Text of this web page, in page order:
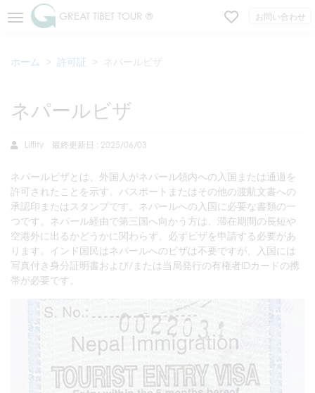
GREAT TIBET TOUR ® お問い合わせ
ホーム 許可証 ネパールビザ
ネパールビザ
Liffity 最終更新日 : 2025/06/03
ネパールビザとは、外国人がネパール領内への入国または通過を
許可されたことを示す、パスポートまたはその他の渡航文書への
承認印またはスタンプです。ネパールへの入国に必要な書類の一
つです。ネパール経由で第三国へ向かう方は、滞在期間の長短や
空港外に出るかどうかに関わらず、必ずビザを申請する必要があ
ります。インド国民はネパールへのビザは不要ですが、入国には
写真付き身分証明書および/または当局発行の有権者IDカードの携
帯が必要です。